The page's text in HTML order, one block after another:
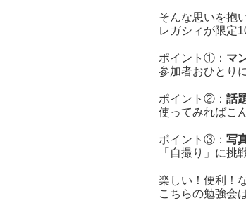
そんな思いを抱
レガシィが限定
ポイント①： マ
参加者おひとり
ポイント②： 話
使ってみればこ
ポイント③： 写
「自撮り」に挑
楽しい！便利！
こちらの勉強会は